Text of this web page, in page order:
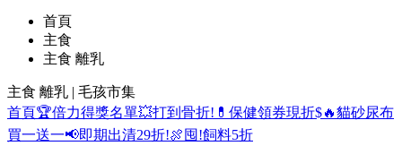
首頁
主食
主食 離乳
主食 離乳 | 毛孩市集
首頁🏆倍力得獎名單💥打到骨折! 💊保健領券現折$🔥貓砂尿布
買一送一📢即期出清29折!🍖囤!飼料5折